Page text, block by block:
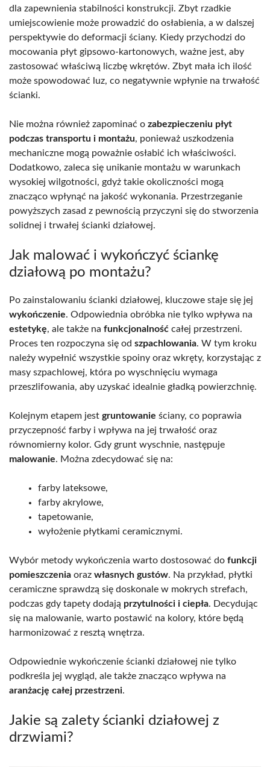
dla zapewnienia stabilności konstrukcji. Zbyt rzadkie
umiejscowienie może prowadzić do osłabienia, a w dalszej
perspektywie do deformacji ściany. Kiedy przychodzi do
mocowania płyt gipsowo-kartonowych, ważne jest, aby
zastosować właściwą liczbę wkrętów. Zbyt mała ich ilość
może spowodować luz, co negatywnie wpłynie na trwałość
ścianki.
Nie można również zapominać o zabezpieczeniu płyt
podczas transportu i montażu, ponieważ uszkodzenia
mechaniczne mogą poważnie osłabić ich właściwości.
Dodatkowo, zaleca się unikanie montażu w warunkach
wysokiej wilgotności, gdyż takie okoliczności mogą
znacząco wpłynąć na jakość wykonania. Przestrzeganie
powyższych zasad z pewnością przyczyni się do stworzenia
solidnej i trwałej ścianki działowej.
Jak malować i wykończyć ściankę
działową po montażu?
Po zainstalowaniu ścianki działowej, kluczowe staje się jej
wykończenie. Odpowiednia obróbka nie tylko wpływa na
estetykę, ale także na funkcjonalność całej przestrzeni.
Proces ten rozpoczyna się od szpachlowania. W tym kroku
należy wypełnić wszystkie spoiny oraz wkręty, korzystając z
masy szpachlowej, która po wyschnięciu wymaga
przeszlifowania, aby uzyskać idealnie gładką powierzchnię.
Kolejnym etapem jest gruntowanie ściany, co poprawia
przyczepność farby i wpływa na jej trwałość oraz
równomierny kolor. Gdy grunt wyschnie, następuje
malowanie. Można zdecydować się na:
farby lateksowe,
farby akrylowe,
tapetowanie,
wyłożenie płytkami ceramicznymi.
Wybór metody wykończenia warto dostosować do funkcji
pomieszczenia oraz własnych gustów. Na przykład, płytki
ceramiczne sprawdzą się doskonale w mokrych strefach,
podczas gdy tapety dodają przytulności i ciepła. Decydując
się na malowanie, warto postawić na kolory, które będą
harmonizować z resztą wnętrza.
Odpowiednie wykończenie ścianki działowej nie tylko
podkreśla jej wygląd, ale także znacząco wpływa na
aranżację całej przestrzeni.
Jakie są zalety ścianki działowej z
drzwiami?